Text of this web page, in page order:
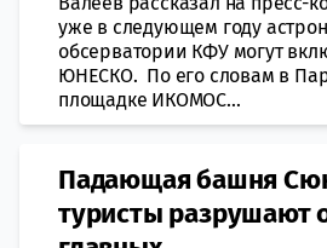
уже в следующем году
обсерватории КФУ могут
ЮНЕСКО. По его словам в
площадке ИКОМОС...
Падающая башня
туристы разрушают